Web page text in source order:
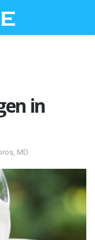
in
MD